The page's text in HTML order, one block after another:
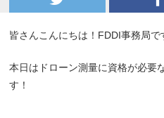
皆さんこんにちは！FDDI事務局で
本日はドローン測量に資格が必要
す！